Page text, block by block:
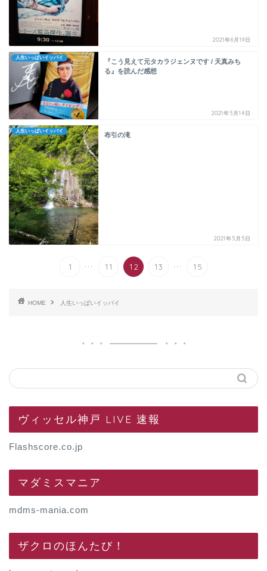
2021年6月19日
人生いっぱいイッパイ
『こう見えて元タカラジェンヌです / 天真みち
る』を読んだ感想
2021年5月14日
人生いっぱいイッパイ
布引の滝
2021年5月5日
1 ... 11 12 13 ... 15
HOME 人生いっぱいイッパイ
ヴィッセル神戸 LIVE 速報
Flashscore.co.jp
マダミスマニア
mdms-mania.com
ザクロのほんたび！